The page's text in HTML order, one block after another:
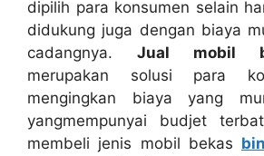
dipilih para konsumen selain
didukung juga dengan biaya
cadangnya. Jual mobil
merupakan solusi para
mengingkan biaya yang
yangmempunyai budjet
membeli jenis mobil bekas